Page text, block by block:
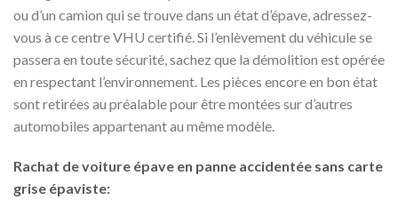
ou d’un camion qui se trouve dans un état d’épave, adressez-
vous à ce centre VHU certifié. Si l’enlèvement du véhicule se
passera en toute sécurité, sachez que la démolition est opérée
en respectant l’environnement. Les pièces encore en bon état
sont retirées au préalable pour être montées sur d’autres
automobiles appartenant au même modèle.
Rachat de voiture épave en panne accidentée sans carte
grise épaviste: